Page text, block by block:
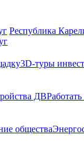
Республика
3D-туры
ДВ
общества